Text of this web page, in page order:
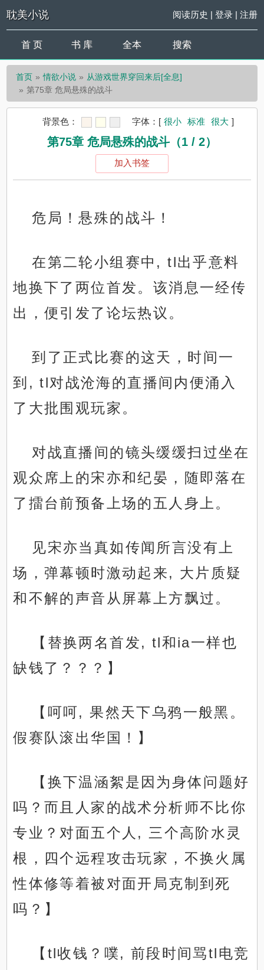
耽美小说 阅读历史 | 登录| 注册
首 页 书 库 全本 搜索
首页 情欲小说
从游戏世界穿回来后[全息]
第75章 危局悬殊的战斗
背景色： 字体： [ 很小 标准 很大 ]
第75章 危局悬殊的战斗（1 / 2）
加入书签
危局！悬殊的战斗！
在第二轮小组赛中, tl出乎意料
地换下了两位首发。该消息一经传
出，便引发了论坛热议。
到了正式比赛的这天，时间一
到, tl对战沧海的直播间内便涌入
了大批围观玩家。
对战直播间的镜头缓缓扫过坐在
观众席上的宋亦和纪晏，随即落在
了擂台前预备上场的五人身上。
见宋亦当真如传闻所言没有上
场，弹幕顿时激动起来, 大片质疑
和不解的声音从屏幕上方飘过。
【替换两名首发, tl和ia一样也
缺钱了？？？】
【呵呵, 果然天下乌鸦一般黑。
假赛队滚出华国！】
【换下温涵絮是因为身体问题好
吗？而且人家的战术分析师不比你
专业？对面五个人, 三个高阶水灵
根，四个远程攻击玩家，不换火属
性体修等着被对面开局克制到死
吗？】
【tl收钱？噗, 前段时间骂tl电竞